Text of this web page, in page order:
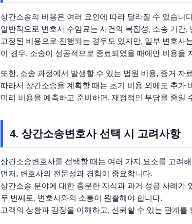
상간소송의 비용은 여러 요인에 따라 달라질 수 있습니
일반적으로 변호사 수임료는 사건의 복잡성, 소송 기간,
고정된 비용으로 진행되는 경우도 있지만, 일부 변호사
이 경우, 소송이 성공적으로 종료되었을 때에만 비용을
또한, 소송 과정에서 발생할 수 있는 법원 비용, 증거 자
따라서 상간소송을 계획할 때는 초기 비용 외에도 추가
미리 비용을 예측하고 준비하면, 재정적인 부담을 줄일
4. 상간소송변호사 선택 시 고려사항
상간소송변호사를 선택할 때는 여러 가지 요소를 고려
먼저, 변호사의 전문성과 경험이 중요합니다.
상간소송 분야에 대한 충분한 지식과 과거 성공 사례가
두 번째로, 변호사와의 소통이 원활해야 합니다.
고객의 상황과 감정을 이해하고, 신뢰할 수 있는 관계를